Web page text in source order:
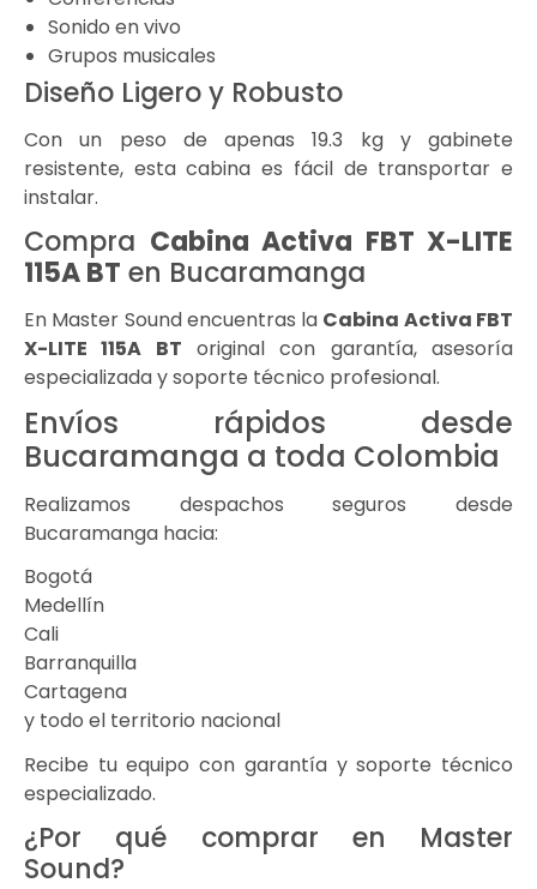
Sonido en vivo
Grupos musicales
Diseño Ligero y Robusto
Con un peso de apenas 19.3 kg y gabinete
resistente, esta cabina es fácil de transportar e
instalar.
Compra Cabina Activa FBT X-LITE
115A BT en Bucaramanga
En Master Sound encuentras la Cabina Activa FBT
X-LITE 115A BT original con garantía, asesoría
especializada y soporte técnico profesional.
Envíos rápidos desde
Bucaramanga a toda Colombia
Realizamos despachos seguros desde
Bucaramanga hacia:
Bogotá
Medellín
Cali
Barranquilla
Cartagena
y todo el territorio nacional
Recibe tu equipo con garantía y soporte técnico
especializado.
¿Por qué comprar en Master
Sound?